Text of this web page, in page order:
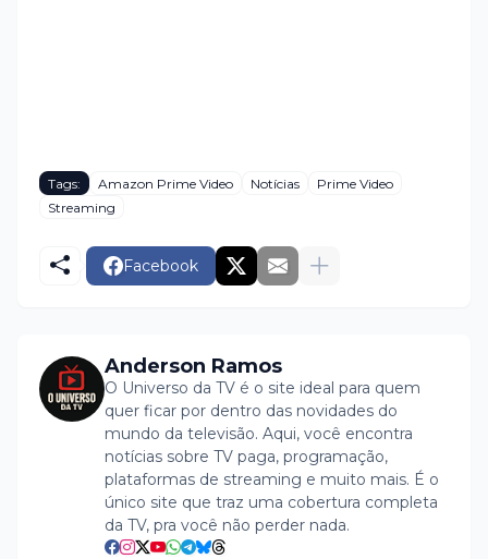
Tags: Amazon Prime Video Notícias
Prime Video
Streaming
Facebook
Anderson Ramos
O Universo da TV é o site ideal para quem
quer ficar por dentro das novidades do
mundo da televisão. Aqui, você encontra
notícias sobre TV paga, programação,
plataformas de streaming e muito mais. É o
único site que traz uma cobertura completa
da TV, pra você não perder nada.